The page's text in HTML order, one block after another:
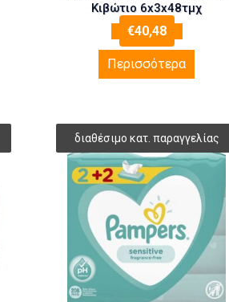
Κιβώτιο 6x3x48τμχ
€40,48
Περισσότερα